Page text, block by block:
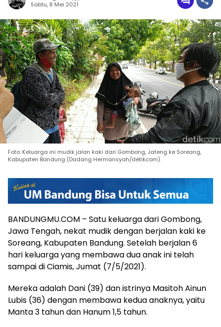
Sabtu, 8 Mei 2021
Foto: Keluarga ini mudik jalan kaki dari Gombong, Jateng ke Soreang,
Kabupaten Bandung (Dadang Hermansyah/detikcom).
BANDUNGMU.COM – Satu keluarga dari Gombong,
Jawa Tengah, nekat mudik dengan berjalan kaki ke
Soreang, Kabupaten Bandung. Setelah berjalan 6
hari keluarga yang membawa dua anak ini telah
sampai di Ciamis, Jumat (7/5/2021).
Mereka adalah Dani (39) dan istrinya Masitoh Ainun
Lubis (36) dengan membawa kedua anaknya, yaitu
Manta 3 tahun dan Hanum 1,5 tahun.